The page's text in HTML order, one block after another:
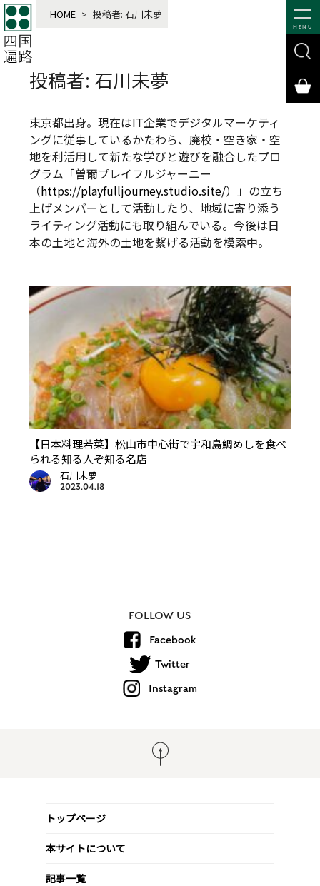
MENU
HOME > 投稿者: 石川未夢
投稿者: 石川未夢
東京都出身。現在はIT企業でデジタルマーケティ
ングに従事しているかたわら、廃校・空き家・空
地を利活用して新たな学びと遊びを融合したプロ
グラム「曽爾プレイフルジャーニー
（https://playfulljourney.studio.site/）」の立ち
上げメンバーとして活動したり、地域に寄り添う
ライティング活動にも取り組んでいる。今後は日
本の土地と海外の土地を繋げる活動を模索中。
【日本料理若菜】松山市中心街で宇和島鯛めしを食べ
られる知る人ぞ知る名店
石川未夢
2023.04.18
FOLLOW US
Facebook
Twitter
Instagram
トップページ
本サイトについて
記事一覧